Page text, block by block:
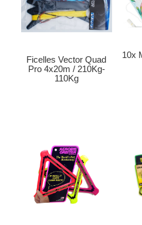
Ficelles Vector Quad
Pro 4x20m / 210Kg-
110Kg
10x